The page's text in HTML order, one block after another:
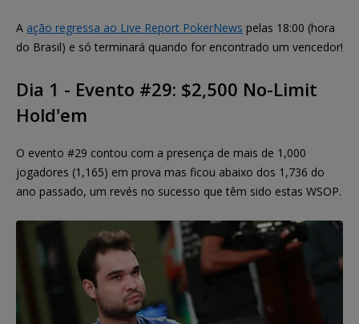
A ação regressa ao Live Report PokerNews pelas 18:00 (hora
do Brasil) e só terminará quando for encontrado um vencedor!
Dia 1 - Evento #29: $2,500 No-Limit
Hold'em
O evento #29 contou com a presença de mais de 1,000
jogadores (1,165) em prova mas ficou abaixo dos 1,736 do
ano passado, um revés no sucesso que têm sido estas WSOP.